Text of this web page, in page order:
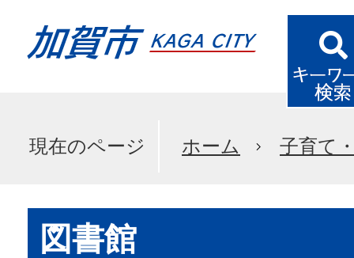
現在のページ ホーム 子育て
図書館